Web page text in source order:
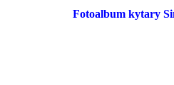
Fotoalbum kytary